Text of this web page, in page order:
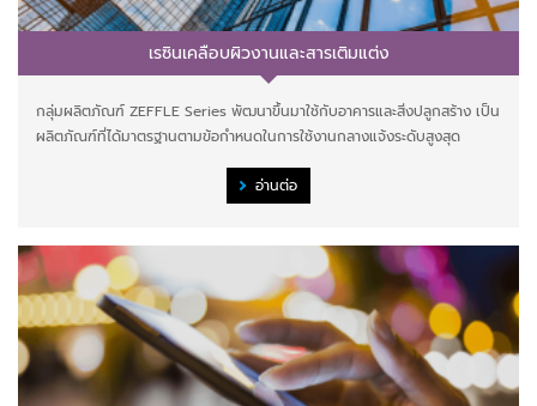
เรซินเคลือบผิวงานและสารเติมแต่ง
กลุ่มผลิตภัณฑ์ ZEFFLE Series พัฒนาขึ้นมาใช้กับอาคารและสิ่งปลูกสร้าง เป็น
ผลิตภัณฑ์ที่ได้มาตรฐานตามข้อกำหนดในการใช้งานกลางแจ้งระดับสูงสุด
อ่านต่อ